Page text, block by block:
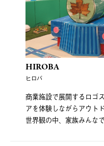
HIROBA
ヒロバ
商業施設で展開するロゴ
アを体験しながらアウト
世界観の中、家族みんな